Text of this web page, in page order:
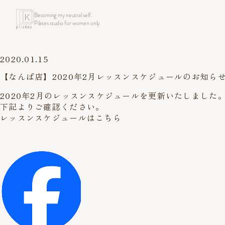
Becoming my neutral self.
Pilates studio for women only.
2020.01.15
【なんば店】2020年2月レッスンスケジュールのお知らせ
2020年2月のレッスンスケジュールを更新いたしました。
下記よりご確認ください。
レッスンスケジュールはこちら